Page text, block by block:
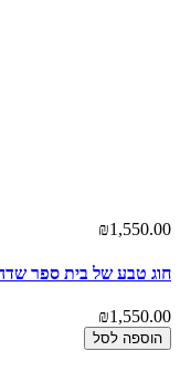
₪1,550.00
חוג טבע של בית ספר שדה
₪1,550.00
הוספה לסל